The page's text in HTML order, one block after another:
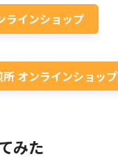
ラインショップ
オンラインショップ
みた